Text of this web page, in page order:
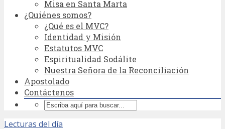
Misa en Santa Marta
¿Quiénes somos?
¿Qué es el MVC?
Identidad y Misión
Estatutos MVC
Espiritualidad Sodálite
Nuestra Señora de la Reconciliación
Apostolado
Contáctenos
Lecturas del día